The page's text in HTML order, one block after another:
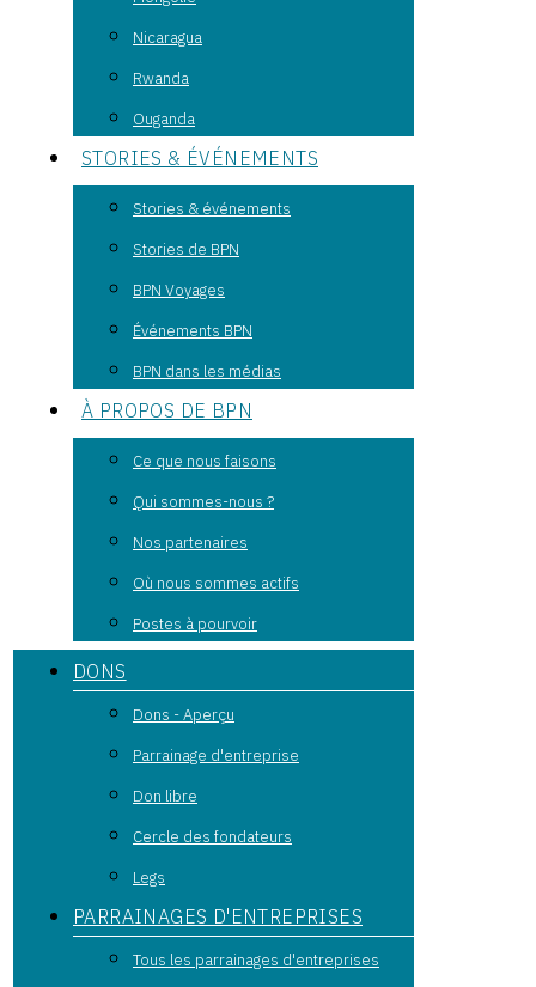
Nicaragua
Rwanda
Ouganda
STORIES & ÉVÉNEMENTS
Stories & événements
Stories de BPN
BPN Voyages
Événements BPN
BPN dans les médias
À PROPOS DE BPN
Ce que nous faisons
Qui sommes-nous ?
Nos partenaires
Où nous sommes actifs
Postes à pourvoir
DONS
Dons - Aperçu
Parrainage d'entreprise
Don libre
Cercle des fondateurs
Legs
PARRAINAGES D'ENTREPRISES
Tous les parrainages d'entreprises